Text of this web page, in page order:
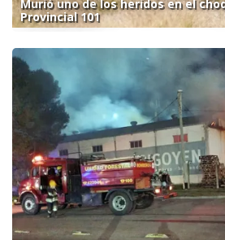
Murió uno de los heridos en el
Provincial 101